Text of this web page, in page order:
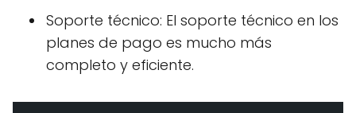
Soporte técnico: El soporte técnico en los
planes de pago es mucho más
completo y eficiente.